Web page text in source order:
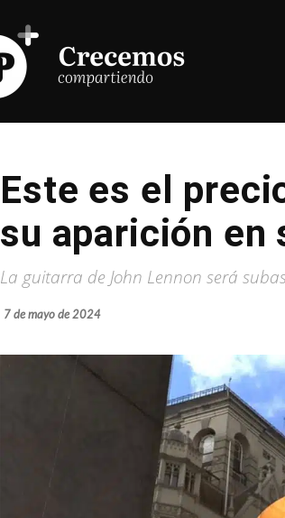
Este es el
su aparición en
La guitarra de John Lennon será
7 de mayo de 2024